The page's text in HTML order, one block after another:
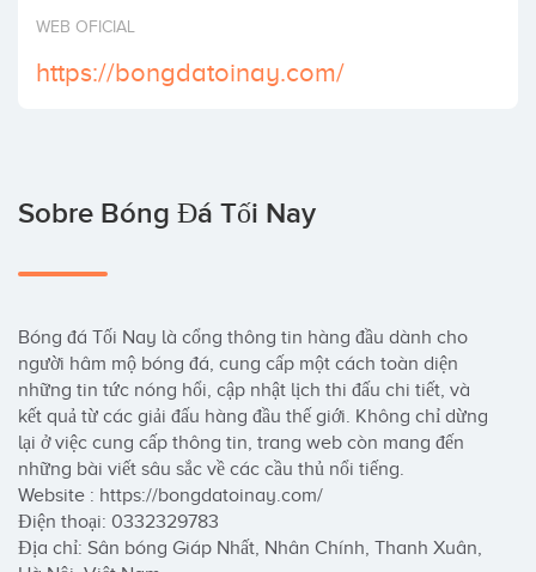
Invertir
WEB OFICIAL
https://bongdatoinay.com/
Sobre Bóng Đá Tối Nay
Bóng đá Tối Nay là cổng thông tin hàng đầu dành cho
người hâm mộ bóng đá, cung cấp một cách toàn diện
những tin tức nóng hổi, cập nhật lịch thi đấu chi tiết, và
kết quả từ các giải đấu hàng đầu thế giới. Không chỉ dừng
lại ở việc cung cấp thông tin, trang web còn mang đến
những bài viết sâu sắc về các cầu thủ nổi tiếng.
Website : https://bongdatoinay.com/
Điện thoại: 0332329783
Địa chỉ: Sân bóng Giáp Nhất, Nhân Chính, Thanh Xuân,